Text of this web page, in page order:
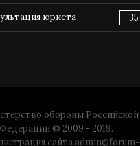
юриста 35
обороны Российской
Федерации © 2009 - 2019.
сайта admin@forum-